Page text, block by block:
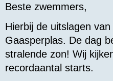
Beste zwemmers,
Hierbij de uitslagen
Gaasperplas. De dag
stralende zon! Wij
recordaantal starts.